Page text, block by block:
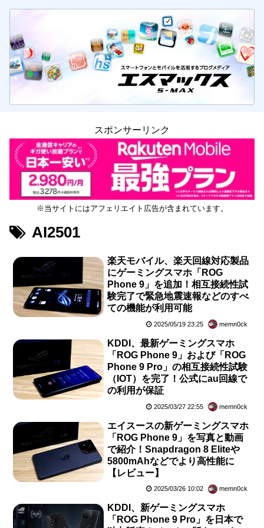
スポンサーリンク
※当サイトにはアフェリエイト広告が含まれています。
AI2501
楽天モバイル、楽天回線対応製品
にゲーミングスマホ「ROG
Phone 9」を追加！相互接続性試
験完了で緊急地震速報などのすべ
ての機能が利用可能
2025/05/19 23:25 memn0ck
KDDI、最新ゲーミングスマホ
「ROG Phone 9」および「ROG
Phone 9 Pro」の相互接続性試験
（IOT）を完了！公式にau回線で
の利用が保証
2025/03/27 22:55 memn0ck
エイスースの新ゲーミングスマホ
「ROG Phone 9」を写真と動画
で紹介！Snapdragon 8 Eliteや
5800mAhなどでより高性能に
【レビュー】
2025/03/26 10:02 memn0ck
KDDI、新ゲーミングスマホ
「ROG Phone 9 Pro」を日本で